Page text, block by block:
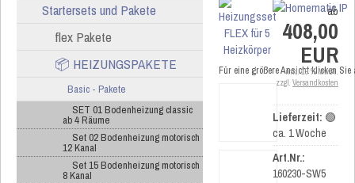
Startersets und Pakete
flex Pakete
📦 HEIZUNGSPAKETE
Basic - Pakete
SET 01 Bodenheizung classic
ab 4 Räume
Set 02 Bodenheizung motorisch
12 Kanal
Set 15 Bodenheizung motorisch
8 Kanal
Für eine größere Ansicht klicken
ab
408,00
EUR
inkl. 19 % MwSt.
zzgl. Versandkosten
Lieferzeit: 🟢
ca. 1 Woche
Art.Nr.:
160230-SW5